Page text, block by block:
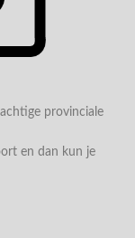
provinciale
en dan kun je